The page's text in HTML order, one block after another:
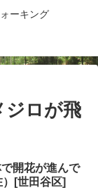
ーキング
ジロが飛
開花が進んで
[世田谷区]